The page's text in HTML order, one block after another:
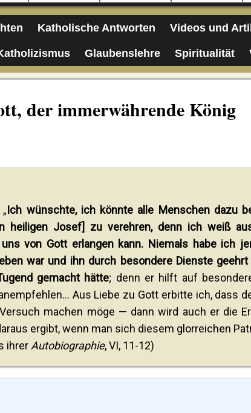
Katholische Antworten Videos und
Glaubenslehre Spiritualität
der immerwährende König
Ich wünschte, ich könnte alle Menschen dazu
heiligen Josef] zu verehren, denn ich weiß
von Gott erlangen kann. Niemals habe ich
war und ihn durch besondere Dienste geehrt
gemacht hätte; denn er hilft auf
Aus Liebe zu Gott erbitte ich, dass
machen möge — dann wird auch er die
ergibt, wenn man sich diesem glorreichen
ihrer Autobiographie, VI, 11-12)